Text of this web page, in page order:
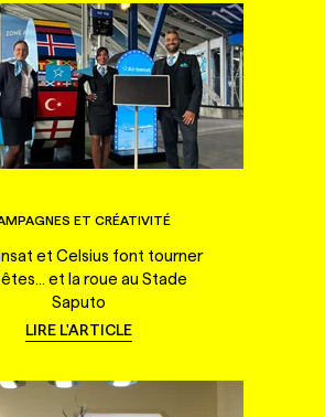
ET CRÉATIVITÉ
et Celsius font tourner
et la roue au Stade
Saputo
LIRE L'ARTICLE